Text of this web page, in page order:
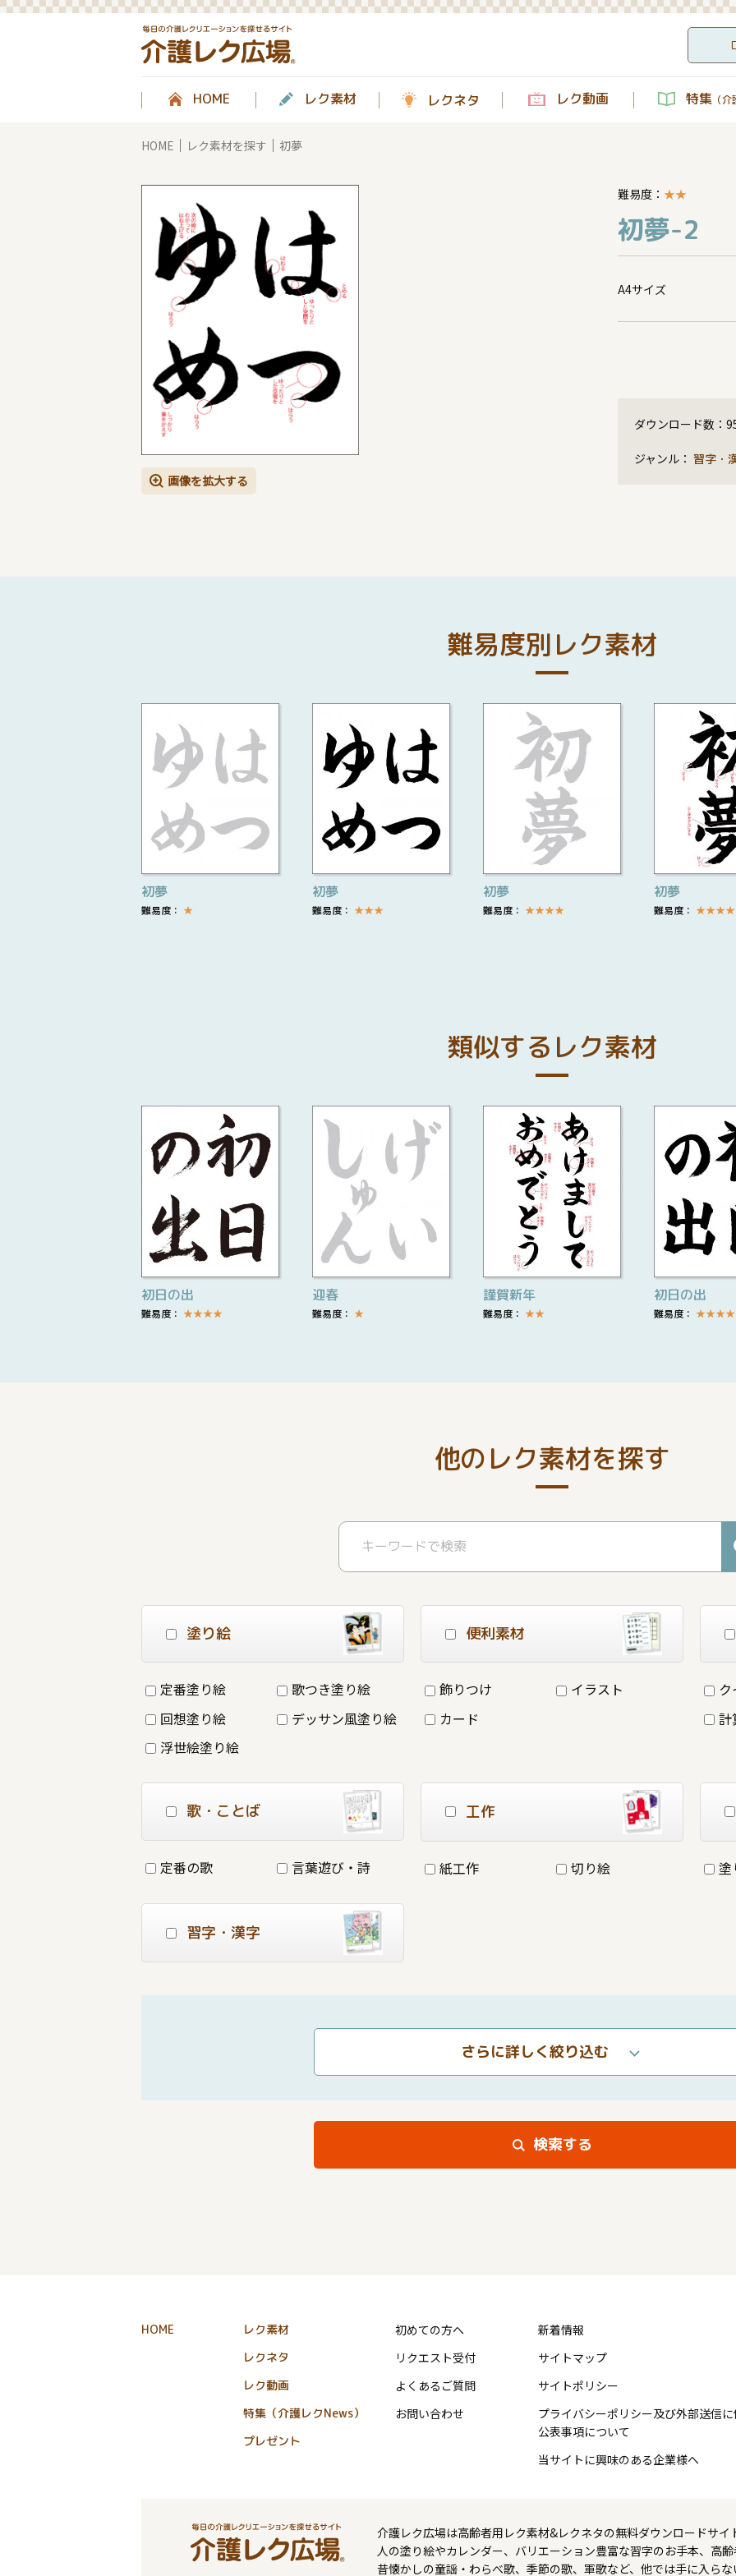
HOME レク素材 レクネタ レク動画 特集 （
HOME レク素材を探す 初夢
画像を拡大する
難易度： ★★
初夢-2
A4サイズ
ダウンロード数：
ジャンル： 習字・
難易度別レク素材
初夢
難易度： ★
初夢
難易度： ★★★
初夢
難易度： ★★★★
初夢
難易度： ★★★★
類似するレク素材
初日の出
難易度： ★★★★
迎春
難易度： ★
謹賀新年
難易度： ★★
初日の出
難易度： ★★★★
他のレク素材を探す
塗り絵
定番塗り絵
歌つき塗り絵
回想塗り絵
デッサン風塗り絵
浮世絵塗り絵
便利素材
飾りつけ
イラスト
カード
ク
計
歌・ことば
定番の歌 言葉遊び・詩
工作
紙工作 切り絵 塗
習字・漢字
さらに詳しく絞り込む
検索する
HOME
レク素材
レクネタ
レク動画
特集（介護レクNews）
プレゼント
初めての方へ
リクエスト受付
よくあるご質問
お問い合わせ
新着情報
サイトマップ
サイトポリシー
プライバシーポリシー及び外部送信
公表事項について
当サイトに興味のある企業様へ
介護レク広場は高齢者用レク素材&レクネタの無料ダウンロードサ
人の塗り絵やカレンダー、バリエーション豊富な習字のお手本、高
昔懐かしの童謡・わらべ歌、季節の歌、軍歌など、他では手に入ら